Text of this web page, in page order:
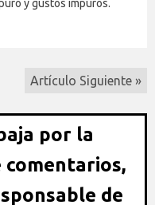
y gustos impuros.
Artículo Siguiente »
por la
comentarios,
de